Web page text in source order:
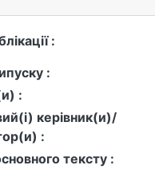
:
:
:
керівник(и)/
:
тексту :